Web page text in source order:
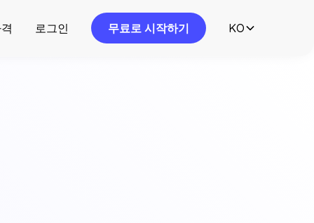
로그인 무료로 시작하기 KO